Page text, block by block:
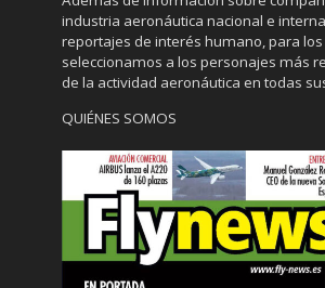
industria aeronáutica nacional e
reportajes de interés humano, para
seleccionamos a los personajes más
de la actividad aeronáutica en todas
QUIÉNES SOMOS